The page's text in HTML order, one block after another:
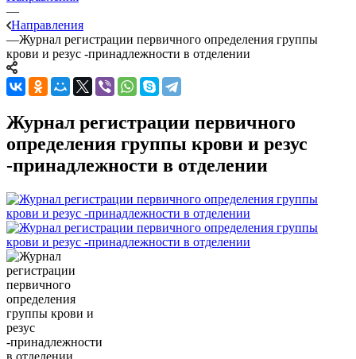
—
Направления
—Журнал регистрации первичного определения группы
крови и резус -принадлежности в отделении
Журнал регистрации первичного
определения группы крови и резус
-принадлежности в отделении